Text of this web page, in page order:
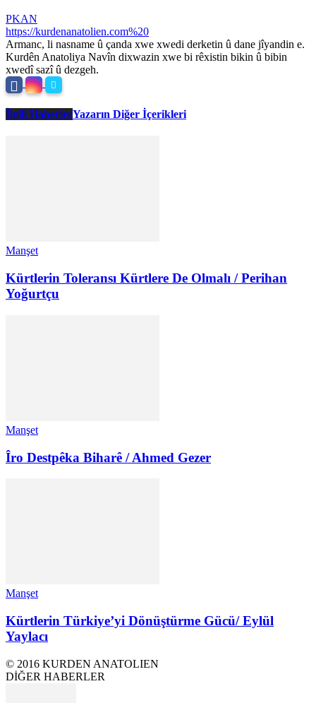
PKAN
https://kurdenanatolien.com%20
Armanc, li nasname û çanda xwe xwedi derketin û dane jîyandin e.
Kurdên Anatoliya Navîn dixwazin xwe bi rêxistin bikin û bibin
xwedî sazî û dezgeh.
İlgili HaberlerYazarın Diğer İçerikleri
Manşet
Kürtlerin Toleransı Kürtlere De Olmalı / Perihan
Yoğurtçu
Manşet
Îro Destpêka Biharê / Ahmed Gezer
Manşet
Kürtlerin Türkiye’yi Dönüştürme Gücü/ Eylül
Yaylacı
© 2016 KURDEN ANATOLIEN
DİĞER HABERLER